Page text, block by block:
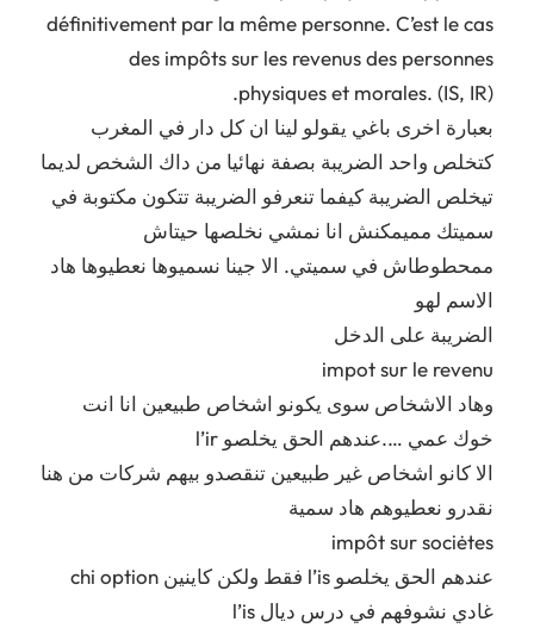
définitivement par la même personne. C’est le cas
des impôts sur les revenus des personnes
physiques et morales. (IS, IR).
بعبارة اخرى باغي يقولو لينا ان كل دار في المغرب
كتخلص واحد الضريبة بصفة نهائيا من داك الشخص لديما
تيخلص الضريبة كيفما تنعرفو الضريبة تتكون مكتوبة في
سميتك مميمكنش انا نمشي نخلصها حيتاش
ممحطوطاش في سميتي. الا جينا نسميوها نعطيوها هاد
الاسم لهو
الضريبة على الدخل
impot sur le revenu
وهاد الاشخاص سوى يكونو اشخاص طبيعين انا انت
خوك عمي ….عندهم الحق يخلصو l’ir
الا كانو اشخاص غير طبيعين تنقصدو بيهم شركات من هنا
نقدرو نعطيوهم هاد سمية
impôt sur sociėtes
عندهم الحق يخلصو l’is فقط ولكن كاينين chi option
غادي نشوفهم في درس ديال l’is